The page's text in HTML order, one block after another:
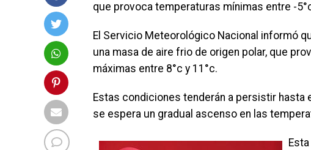
que provoca temperaturas mínimas entre -
El Servicio Meteorológico Nacional informó
una masa de aire frio de origen polar, que
máximas entre 8°c y 11°c.
Estas condiciones tenderán a persistir hasta
se espera un gradual ascenso en las